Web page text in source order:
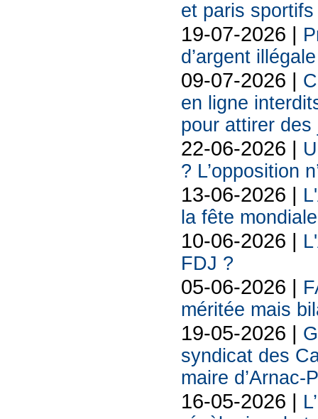
et paris
19-07-2026 |
d’argent
09-07-2026 |
en ligne
pour attirer des
22-06-2026 |
? L’opposition
13-06-2026 |
la fête
10-06-2026 |
FDJ ?
05-06-2026 |
méritée mais
19-05-2026 |
syndicat des
maire d’Arnac-
16-05-2026 |